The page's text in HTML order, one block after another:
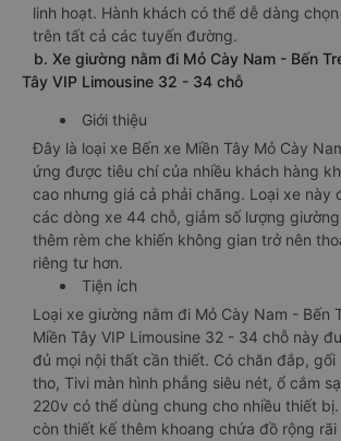
linh hoạt. Hành khách có thể dễ dàng
trên tất cả các tuyến đường.
b. Xe giường nằm đi Mỏ Cày Nam - Bến
Tây VIP Limousine 32 - 34 chỗ
Giới thiệu
Đây là loại xe Bến xe Miền Tây Mỏ Cày
ứng được tiêu chí của nhiều khách hàng
cao nhưng giá cả phải chăng. Loại xe này
các dòng xe 44 chỗ, giảm số lượng
thêm rèm che khiến không gian trở nên
riêng tư hơn.
Tiện ích
Loại xe giường nằm đi Mỏ Cày Nam - Bến
Miền Tây VIP Limousine 32 - 34 chỗ này
đủ mọi nội thất cần thiết. Có chăn đắp, gối
tho, Tivi màn hình phẳng siêu nét, ổ cắm
220v có thể dùng chung cho nhiều thiết
còn thiết kế thêm khoang chứa đồ rộng rãi